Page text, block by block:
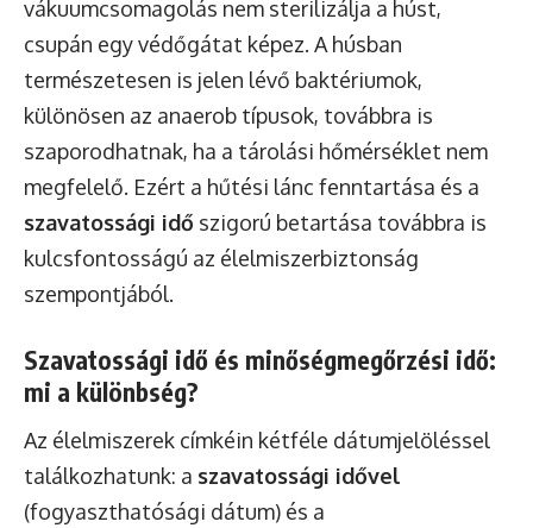
vákuumcsomagolás nem sterilizálja a húst,
csupán egy védőgátat képez. A húsban
természetesen is jelen lévő baktériumok,
különösen az anaerob típusok, továbbra is
szaporodhatnak, ha a tárolási hőmérséklet nem
megfelelő. Ezért a hűtési lánc fenntartása és a
szavatossági idő szigorú betartása továbbra is
kulcsfontosságú az élelmiszerbiztonság
szempontjából.
Szavatossági idő és minőségmegőrzési idő:
mi a különbség?
Az élelmiszerek címkéin kétféle dátumjelöléssel
találkozhatunk: a szavatossági idővel
(fogyaszthatósági dátum) és a